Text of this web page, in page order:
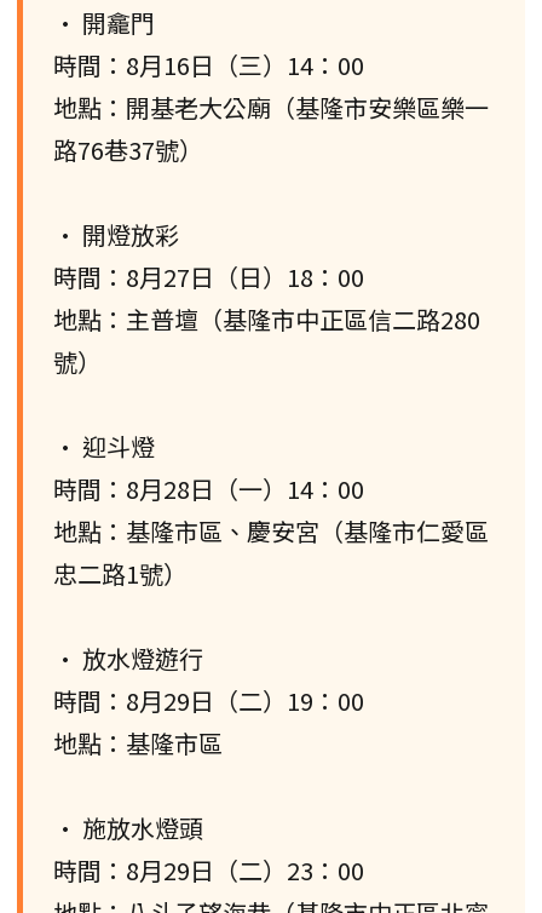
• 開龕門
時間：8月16日（三）14：00
地點：開基老大公廟（基隆市安樂區樂一
路76巷37號）
• 開燈放彩
時間：8月27日（日）18：00
地點：主普壇（基隆市中正區信二路280
號）
• 迎斗燈
時間：8月28日（一）14：00
地點：基隆市區、慶安宮（基隆市仁愛區
忠二路1號）
• 放水燈遊行
時間：8月29日（二）19：00
地點：基隆市區
• 施放水燈頭
時間：8月29日（二）23：00